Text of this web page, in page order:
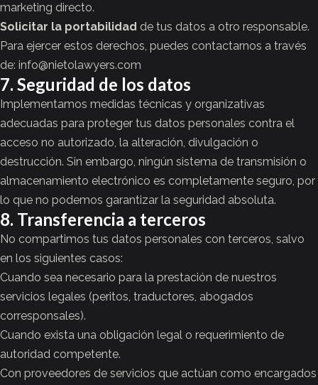
marketing directo.
Solicitar la portabilidad de tus datos a otro responsable.
Para ejercer estos derechos, puedes contactarnos a través
de: info@nietolawyers.com
7. Seguridad de los datos
Implementamos medidas técnicas y organizativas
adecuadas para proteger tus datos personales contra el
acceso no autorizado, la alteración, divulgación o
destrucción. Sin embargo, ningún sistema de transmisión o
almacenamiento electrónico es completamente seguro, por
lo que no podemos garantizar la seguridad absoluta.
8. Transferencia a terceros
No compartimos tus datos personales con terceros, salvo
en los siguientes casos:
Cuando sea necesario para la prestación de nuestros
servicios legales (peritos, traductores, abogados
corresponsales).
Cuando exista una obligación legal o requerimiento de
autoridad competente.
Con proveedores de servicios que actúan como encargados